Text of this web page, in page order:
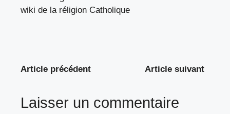
wiki de la réligion Catholique
Article précédent Article suivant
Laisser un commentaire